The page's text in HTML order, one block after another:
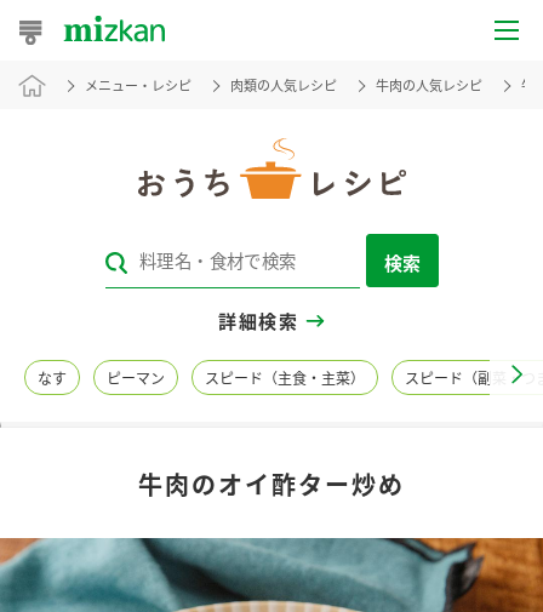
おうちレシピ
レシピカテゴリ一覧
レシピ名特集
商品情報
商品カテゴリ
メニュー・レシピ 肉類の人気レシピ 牛肉の人気レシピ 牛
検索
詳細検索
なす ピーマン スピード（主食・主菜） スピード（副菜・つ
牛肉のオイ酢ター炒め